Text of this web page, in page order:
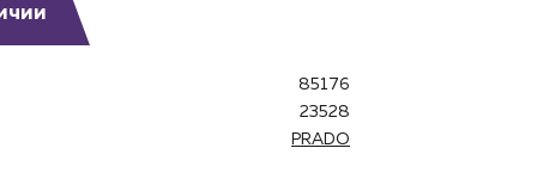
85176
23528
PRADO